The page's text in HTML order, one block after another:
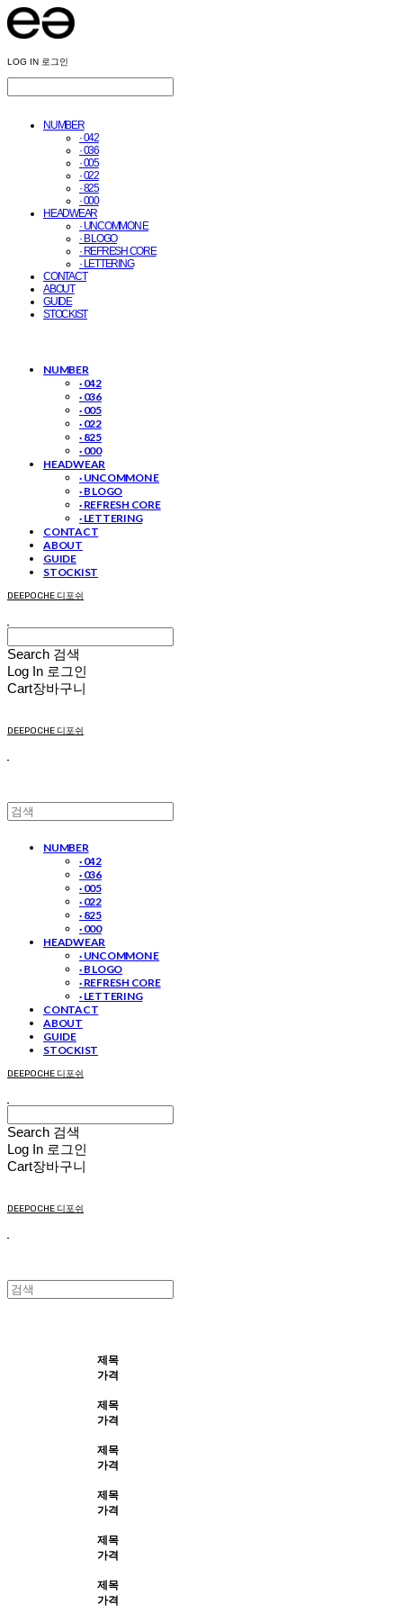
LOG IN 로그인
NUMBER
· 042
· 036
· 005
· 022
· 825
· 000
HEADWEAR
· UNCOMMON E
· B LOGO
· REFRESH CORE
· LETTERING
CONTACT
ABOUT
GUIDE
STOCKIST
NUMBER
· 042
· 036
· 005
· 022
· 825
· 000
HEADWEAR
· UNCOMMON E
· B LOGO
· REFRESH CORE
· LETTERING
CONTACT
ABOUT
GUIDE
STOCKIST
DEEPOCHE 디포쉬
Search 검색
Log In 로그인
Cart장바구니
DEEPOCHE 디포쉬
NUMBER
· 042
· 036
· 005
· 022
· 825
· 000
HEADWEAR
· UNCOMMON E
· B LOGO
· REFRESH CORE
· LETTERING
CONTACT
ABOUT
GUIDE
STOCKIST
DEEPOCHE 디포쉬
Search 검색
Log In 로그인
Cart장바구니
DEEPOCHE 디포쉬
제목
가격
제목
가격
제목
가격
제목
가격
제목
가격
제목
가격